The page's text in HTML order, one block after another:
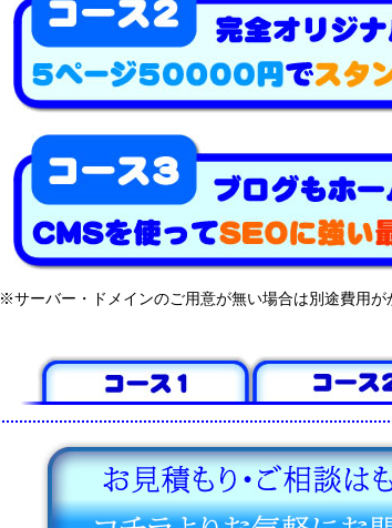
※サーバー・ドメインのご用意が無い場合は別途費用が